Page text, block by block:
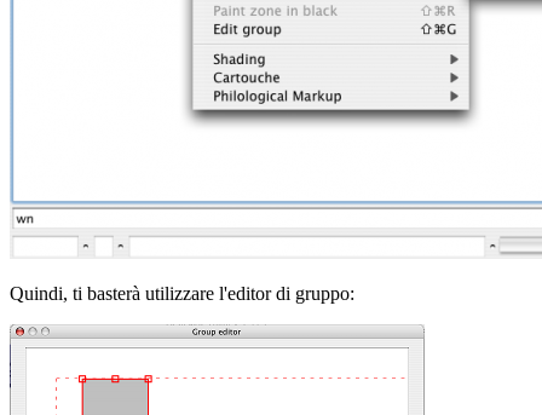
Quindi, ti basterà utilizzare l'editor di gruppo: